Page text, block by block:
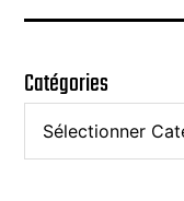
Catégories